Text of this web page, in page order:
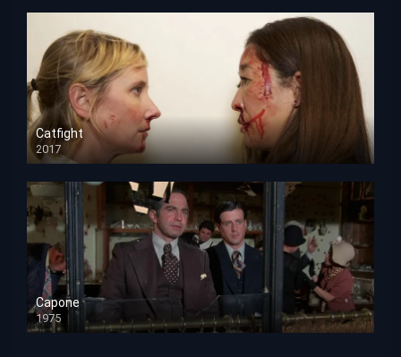
Catfight
2017
HD 720p
Capone
1975
HD 1080p